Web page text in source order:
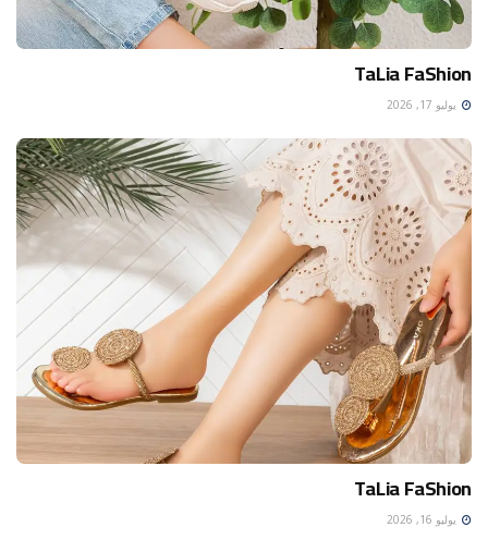
TaLia FaShion
يوليو 17, 2026
TaLia FaShion
يوليو 16, 2026